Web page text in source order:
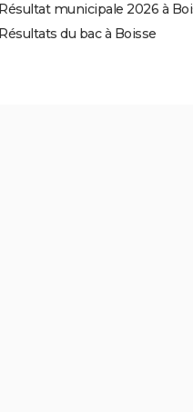
Résultat municipale 2026 à
Résultats du bac à Boisse